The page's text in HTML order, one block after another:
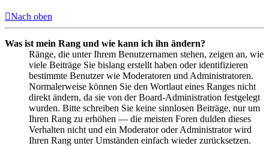
Nach oben
Was ist mein Rang und wie kann ich ihn ändern?
Ränge, die unter Ihrem Benutzernamen stehen, zeigen an, wie
viele Beiträge Sie bislang erstellt haben oder identifizieren
bestimmte Benutzer wie Moderatoren und Administratoren.
Normalerweise können Sie den Wortlaut eines Ranges nicht
direkt ändern, da sie von der Board-Administration festgelegt
wurden. Bitte schreiben Sie keine sinnlosen Beiträge, nur um
Ihren Rang zu erhöhen — die meisten Foren dulden dieses
Verhalten nicht und ein Moderator oder Administrator wird
Ihren Rang unter Umständen einfach wieder zurücksetzen.